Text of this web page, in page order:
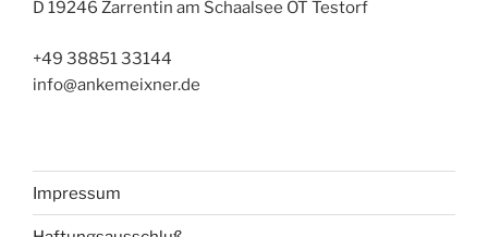
D 19246 Zarrentin am Schaalsee OT Testorf
+49 38851 33144
info@ankemeixner.de
Impressum